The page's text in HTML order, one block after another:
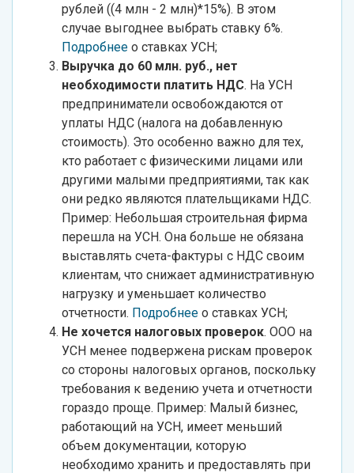
рублей ((4 млн - 2 млн)*15%). В этом
случае выгоднее выбрать ставку 6%.
Подробнее о ставках УСН;
Выручка до 60 млн. руб., нет
необходимости платить НДС. На УСН
предприниматели освобождаются от
уплаты НДС (налога на добавленную
стоимость). Это особенно важно для тех,
кто работает с физическими лицами или
другими малыми предприятиями, так как
они редко являются плательщиками НДС.
Пример: Небольшая строительная фирма
перешла на УСН. Она больше не обязана
выставлять счета-фактуры с НДС своим
клиентам, что снижает административную
нагрузку и уменьшает количество
отчетности. Подробнее о ставках УСН;
Не хочется налоговых проверок. ООО на
УСН менее подвержена рискам проверок
со стороны налоговых органов, поскольку
требования к ведению учета и отчетности
гораздо проще. Пример: Малый бизнес,
работающий на УСН, имеет меньший
объем документации, которую
необходимо хранить и предоставлять при